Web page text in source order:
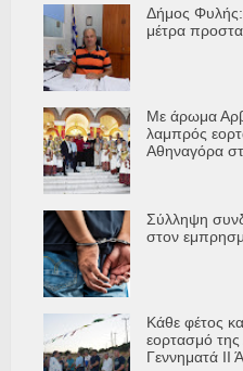
Δήμος Φυλής:
μέτρα
Με άρωμα
λαμπρός
Αθηναγόρα
Σύλληψη
στον
Κάθε φέτος
εορτασμό της
Γεννηματά ΙΙ